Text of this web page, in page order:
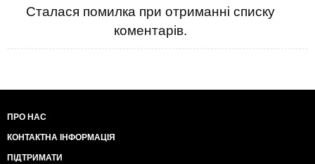
Сталася помилка при отриманні списку
коментарів.
ПРО НАС
КОНТАКТНА ІНФОРМАЦІЯ
ПІДТРИМАТИ